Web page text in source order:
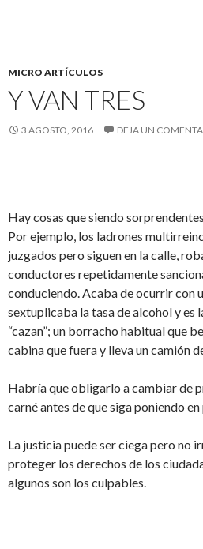
MICRO ARTÍCULOS
Y VAN TRES
3 AGOSTO, 2016 DEJA UN
Hay cosas que siendo
Por ejemplo, los ladrones
juzgados pero siguen en la calle,
conductores repetidamente
conduciendo. Acaba de ocurrir con
sextuplicaba la tasa de alcohol y es
“cazan”; un borracho habitual que
cabina que fuera y lleva un camión
Habría que obligarlo a cambiar de
carné antes de que siga poniendo
La justicia puede ser ciega pero no
proteger los derechos de los
algunos son los culpables.